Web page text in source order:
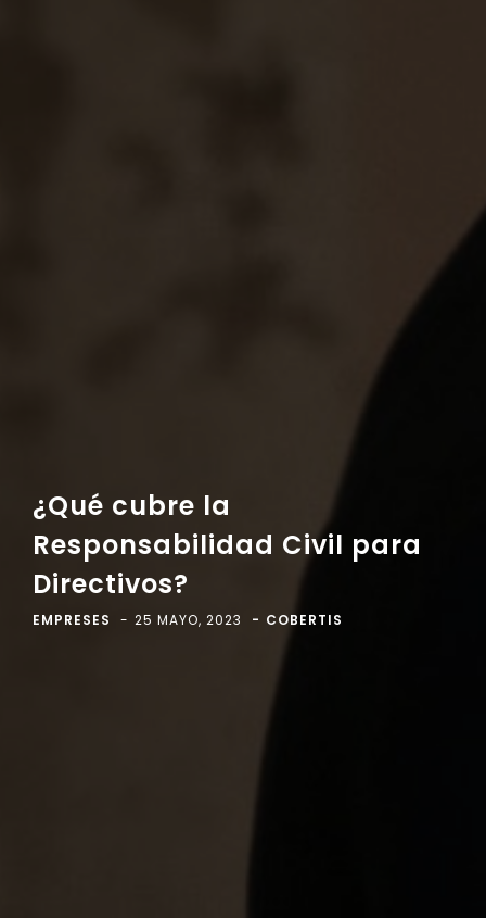
¿Qué cubre la
Responsabilidad Civil para
Directivos?
EMPRESES 25 MAYO, 2023 COBERTIS